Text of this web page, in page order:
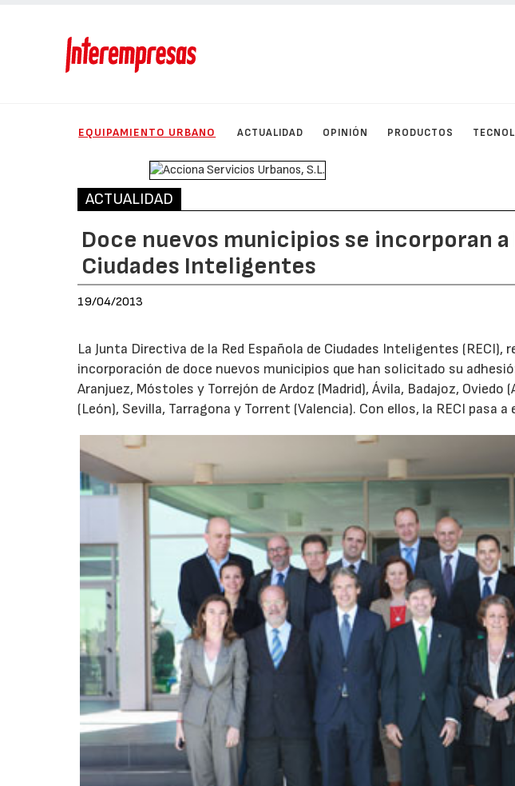
EQUIPAMIENTO URBANO ACTUALIDAD OPINIÓN PRODUCTOS
ACTUALIDAD
Doce nuevos municipios se incorporan a
Ciudades Inteligentes
19/04/2013
La Junta Directiva de la Red Española de Ciudades Inteligentes (RECI),
incorporación de doce nuevos municipios que han solicitado su
Aranjuez, Móstoles y Torrejón de Ardoz (Madrid), Ávila, Badajoz, Oviedo
(León), Sevilla, Tarragona y Torrent (Valencia). Con ellos, la RECI pasa